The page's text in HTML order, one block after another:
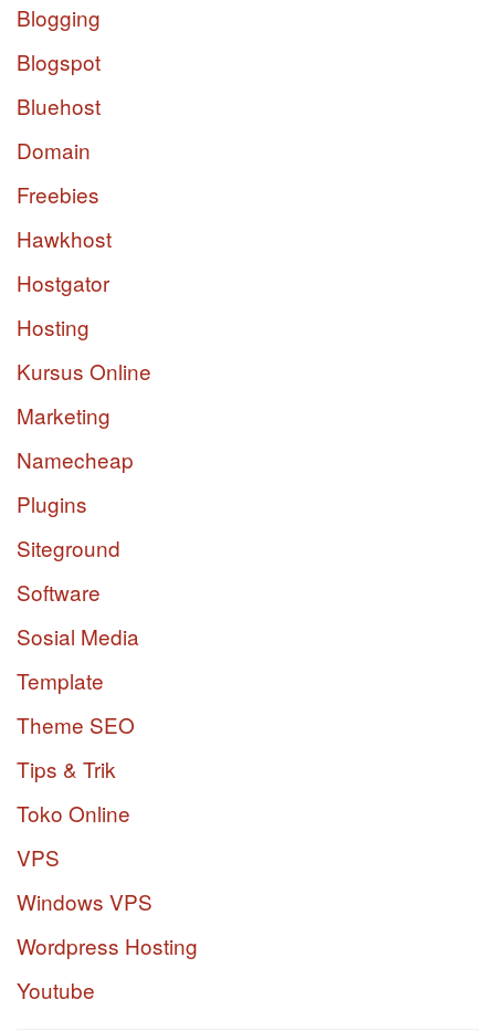
Blogging
Blogspot
Bluehost
Domain
Freebies
Hawkhost
Hostgator
Hosting
Kursus Online
Marketing
Namecheap
Plugins
Siteground
Software
Sosial Media
Template
Theme SEO
Tips & Trik
Toko Online
VPS
Windows VPS
Wordpress Hosting
Youtube